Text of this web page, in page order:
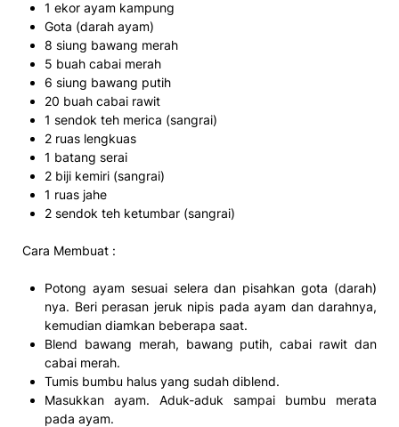
1 ekor ayam kampung
Gota (darah ayam)
8 siung bawang merah
5 buah cabai merah
6 siung bawang putih
20 buah cabai rawit
1 sendok teh merica (sangrai)
2 ruas lengkuas
1 batang serai
2 biji kemiri (sangrai)
1 ruas jahe
2 sendok teh ketumbar (sangrai)
Cara Membuat :
Potong ayam sesuai selera dan pisahkan gota (darah)
nya. Beri perasan jeruk nipis pada ayam dan darahnya,
kemudian diamkan beberapa saat.
Blend bawang merah, bawang putih, cabai rawit dan
cabai merah.
Tumis bumbu halus yang sudah diblend.
Masukkan ayam. Aduk-aduk sampai bumbu merata
pada ayam.